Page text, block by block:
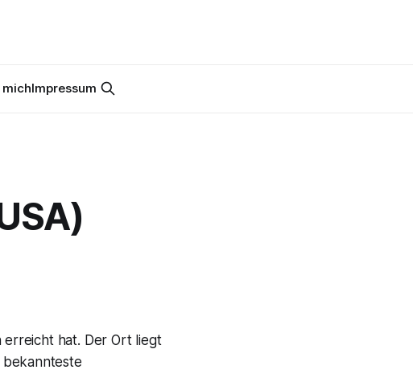
michImpressum
hat. Der Ort liegt
bekannteste